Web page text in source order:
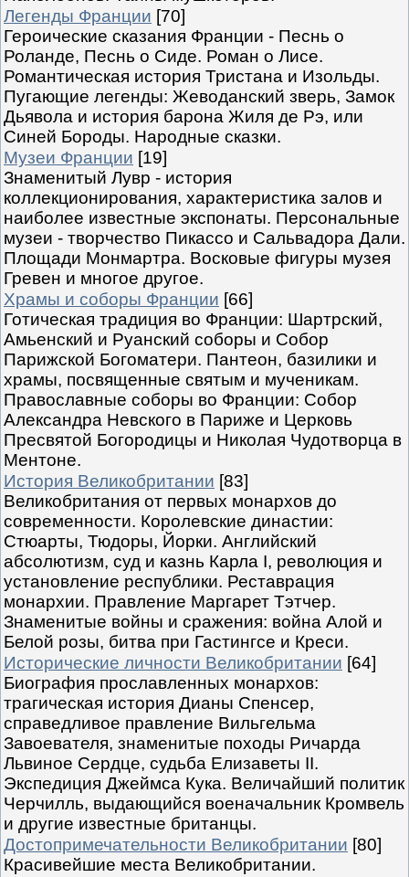
Легенды Франции [70]
Героические сказания Франции - Песнь о
Роланде, Песнь о Сиде. Роман о Лисе.
Романтическая история Тристана и Изольды.
Пугающие легенды: Жеводанский зверь, Замок
Дьявола и история барона Жиля де Рэ, или
Синей Бороды. Народные сказки.
Музеи Франции [19]
Знаменитый Лувр - история
коллекционирования, характеристика залов и
наиболее известные экспонаты. Персональные
музеи - творчество Пикассо и Сальвадора Дали.
Площади Монмартра. Восковые фигуры музея
Гревен и многое другое.
Храмы и соборы Франции [66]
Готическая традиция во Франции: Шартрский,
Амьенский и Руанский соборы и Собор
Парижской Богоматери. Пантеон, базилики и
храмы, посвященные святым и мученикам.
Православные соборы во Франции: Собор
Александра Невского в Париже и Церковь
Пресвятой Богородицы и Николая Чудотворца в
Ментоне.
История Великобритании [83]
Великобритания от первых монархов до
современности. Королевские династии:
Стюарты, Тюдоры, Йорки. Английский
абсолютизм, суд и казнь Карла I, революция и
установление республики. Реставрация
монархии. Правление Маргарет Тэтчер.
Знаменитые войны и сражения: война Алой и
Белой розы, битва при Гастингсе и Креси.
Исторические личности Великобритании [64]
Биография прославленных монархов:
трагическая история Дианы Спенсер,
справедливое правление Вильгельма
Завоевателя, знаменитые походы Ричарда
Львиное Сердце, судьба Елизаветы II.
Экспедиция Джеймса Кука. Величайший политик
Черчилль, выдающийся военачальник Кромвель
и другие известные британцы.
Достопримечательности Великобритании [80]
Красивейшие места Великобритании.